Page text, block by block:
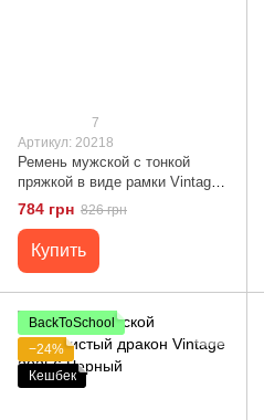
7
Артикул: 20218
Ремень мужской c тонкой
пряжкой в виде рамки Vintage
20218 Черный
784 грн 826 грн
Купить
BackToSchool
−24%
Кешбек